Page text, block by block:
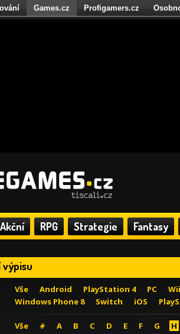
Akční RPG Strategie Fantasy
výpisu
Vše Android PlayStation 4 PC Wii
Windows Phone 8
Switch iOS
Vše # A B C D E F G H
Games.cz Profigamers.cz